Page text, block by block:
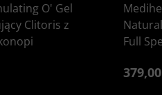
O' Gel
Clitoris z
Full